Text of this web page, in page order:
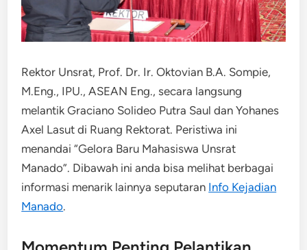
Rektor Unsrat, Prof. Dr. Ir. Oktovian B.A. Sompie,
M.Eng., IPU., ASEAN Eng., secara langsung
melantik Graciano Solideo Putra Saul dan Yohanes
Axel Lasut di Ruang Rektorat. Peristiwa ini
menandai “Gelora Baru Mahasiswa Unsrat
Manado”. Dibawah ini anda bisa melihat berbagai
informasi menarik lainnya seputaran Info Kejadian
Manado.